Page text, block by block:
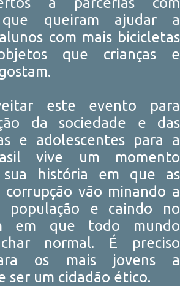
que queiram ajudar a
com mais bicicletas
que crianças e
este evento para
da sociedade e das
e adolescentes para a
vive um momento
história em que as
corrupção vão minando a
população e caindo no
em que todo mundo
normal. É preciso
os mais jovens a
ser um cidadão ético.